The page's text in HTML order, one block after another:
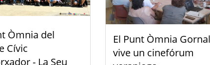
Òmnia del
Cívic
- La Seu
El Punt Òmnia Gornal
vive un cinefórum